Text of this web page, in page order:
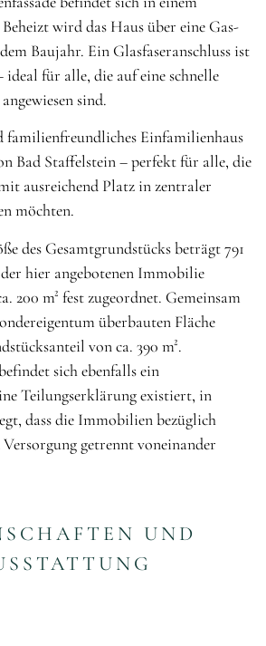
wird das Haus über eine Gas-
Baujahr. Ein Glasfaseranschluss ist
für alle, die auf eine schnelle
sind.
familienfreundliches Einfamilienhaus
Bad Staffelstein – perfekt für alle, die
ausreichend Platz in zentraler
möchten.
des Gesamtgrundstücks beträgt 791
hier angebotenen Immobilie
200 m² fest zugeordnet. Gemeinsam
überbauten Fläche
von ca. 390 m².
sich ebenfalls ein
Teilungserklärung existiert, in
dass die Immobilien bezüglich
getrennt voneinander
UND